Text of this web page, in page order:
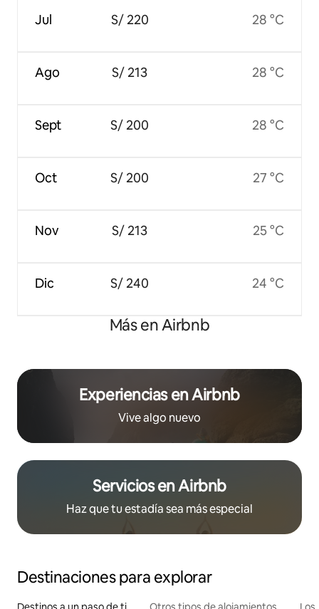
Jul
Ago
Sept
Oct
Nov
Dic
S/ 220
S/ 213
S/ 200
S/ 200
S/ 213
S/ 240
28 °C
28 °C
28 °C
27 °C
25 °C
24 °C
Más en Airbnb
Experiencias en Airbnb
Vive algo nuevo
Servicios en Airbnb
Haz que tu estadía sea más especial
Destinaciones para explorar